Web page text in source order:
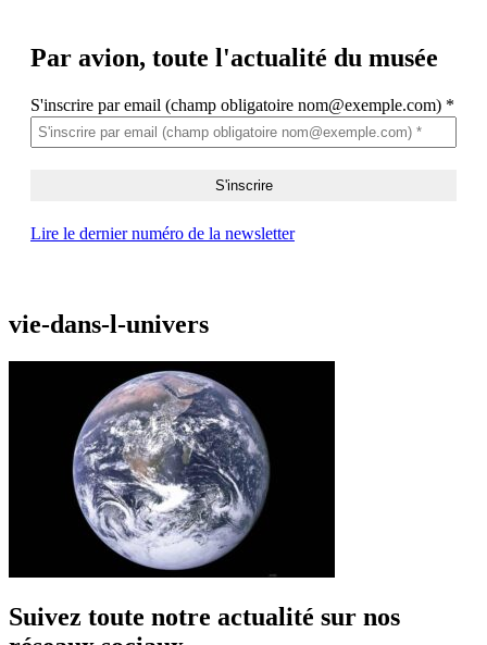
Par avion, toute l'actualité du musée
S'inscrire par email (champ obligatoire nom@exemple.com) *
Lire le dernier numéro de la newsletter
vie-dans-l-univers
Suivez toute notre actualité sur nos